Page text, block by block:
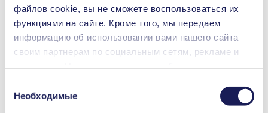
файлов cookie, вы не сможете воспользоваться их
функциями на сайте. Кроме того, мы передаем
информацию об использовании вами нашего сайта
своим партнерам по социальным сетям, рекламе и
которая была предоставлена вами или получена в
процессе пользования их услугами. Вы можете в
согласия
Необходимые
Многопользовательская вакуумная система
Преимущества
Простое, универсальное управление вакуумом с
цифровым дисплеем
Совместим практически со всеми мембранными
вакуумными насосами